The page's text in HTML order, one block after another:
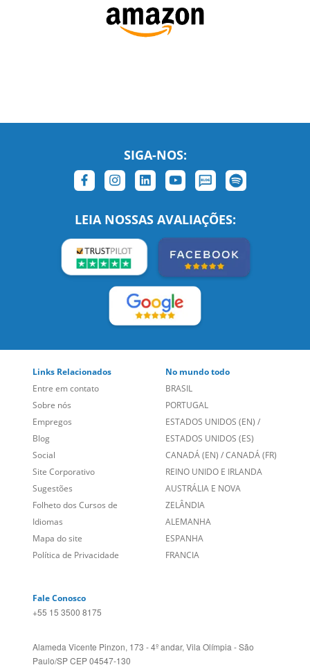
SIGA-NOS:
LEIA NOSSAS AVALIAÇÕES:
Links Relacionados
Entre em contato
Sobre nós
Empregos
Blog
Social
Site Corporativo
Sugestões
Folheto dos Cursos de
Idiomas
Mapa do site
Política de Privacidade
No mundo todo
BRASIL
PORTUGAL
ESTADOS UNIDOS (EN) /
ESTADOS UNIDOS (ES)
CANADÁ (EN) /CANADÁ (FR)
REINO UNIDO E IRLANDA
AUSTRÁLIA E NOVA
ZELÂNDIA
ALEMANHA
ESPANHA
FRANCIA
Fale Conosco
+55 15 3500 8175
Alameda Vicente Pinzon, 173 - 4º andar, Vila Olímpia - São
Paulo/SP CEP 04547-130